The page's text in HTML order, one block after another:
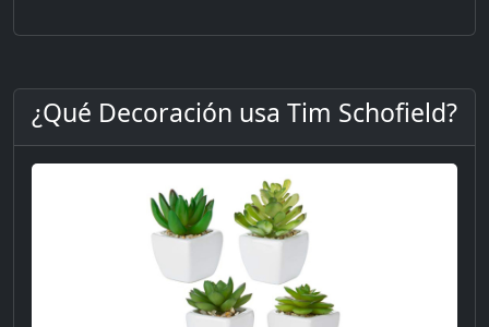
¿Qué Decoración usa Tim Schofield?